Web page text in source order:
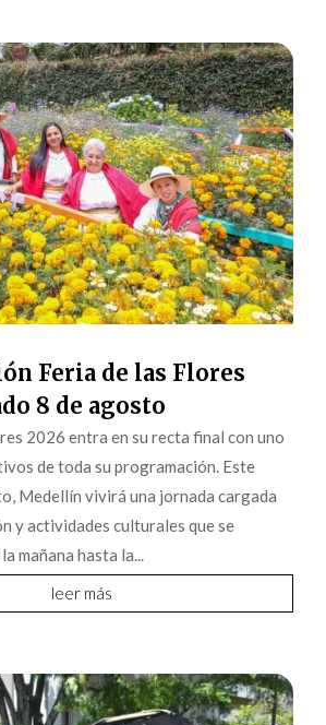
Feria de las Flores
8 de agosto
2026 entra en su recta final con uno
de toda su programación. Este
Medellín vivirá una jornada cargada
y actividades culturales que se
mañana hasta la...
leer más